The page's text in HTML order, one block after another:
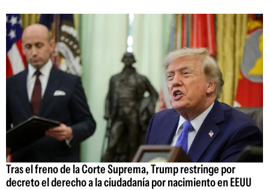
Tras el freno de la Corte Suprema, Trump restringe por
decreto el derecho a la ciudadanía por nacimiento en EEUU